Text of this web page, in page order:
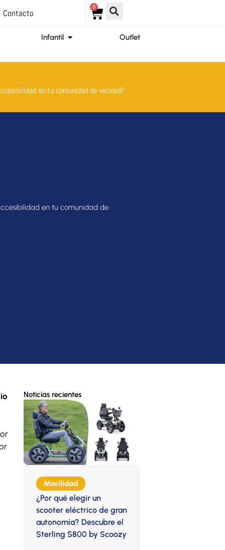
Contacto
0
Carrito
OrtopediaInfantil Abrir Infantil Outlet
en tu comunidad de vecinos?
en tu comunidad de
Noticias recientes
Movilidad
¿Por qué elegir un
scooter eléctrico de gran
autonomía? Descubre el
Sterling S800 by Scoozy